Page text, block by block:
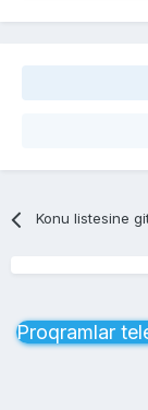
Konu listesine
Proqramlar